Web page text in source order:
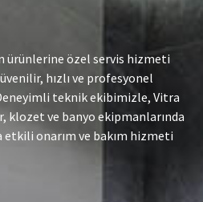
ürünlerine özel servis hizmeti
hızlı ve profesyonel
teknik ekibimizle, Vitra
klozet ve banyo ekipmanlarında
etkili onarım ve bakım hizmeti